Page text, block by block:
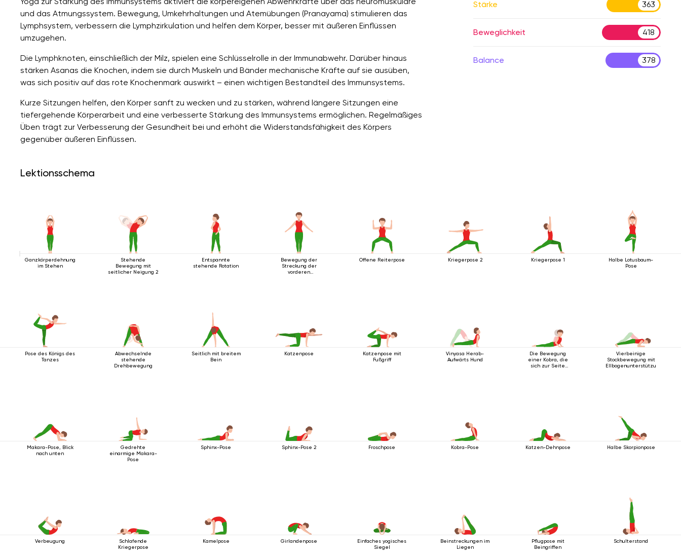
und das Atmungssystem. Bewegung, Umkehrhaltungen und Atemübungen (Pranayama) stimulieren das
Lymphsystem, verbessern die Lymphzirkulation und helfen dem Körper, besser mit äußeren Einflüssen
umzugehen.
Die Lymphknoten, einschließlich der Milz, spielen eine Schlüsselrolle in der Immunabwehr. Darüber hinaus
stärken Asanas die Knochen, indem sie durch Muskeln und Bänder mechanische Kräfte auf sie ausüben,
was sich positiv auf das rote Knochenmark auswirkt – einen wichtigen Bestandteil des Immunsystems.
Kurze Sitzungen helfen, den Körper sanft zu wecken und zu stärken, während längere Sitzungen eine
tiefergehende Körperarbeit und eine verbesserte Stärkung des Immunsystems ermöglichen. Regelmäßiges
Üben trägt zur Verbesserung der Gesundheit bei und erhöht die Widerstandsfähigkeit des Körpers
gegenüber äußeren Einflüssen.
Stärke 363
Beweglichkeit 418
Balance 378
Lektionsschema
Ganzkörperdehnung
im Stehen
Stehende
Bewegung mit
seitlicher Neigung 2
Entspannte
stehende Rotation
Bewegung der
Streckung der
vorderen
Offene Reiterpose Kriegerpose 2 Kriegerpose 1
Halbe Lotusbaum-
Pose
Pose des Königs des
Tanzes
Abwechselnde
stehende
Drehbewegung
Seitlich mit breitem
Bein
Katzenpose
Katzenpose mit
Fußgriff
Vinyasa Herab-
Aufwärts Hund
Die Bewegung
einer Kobra, die
sich zur Seite
Vierbeinige
Stockbewegung mit
Ellbogenunterstützung
Makara-Pose, Blick
nach unten
Gedrehte
einarmige Makara-
Pose
Sphinx-Pose Sphinx-Pose 2 Froschpose Kobra-Pose Katzen-Dehnpose Halbe Skorpionpose
Verbeugung
Schlafende
Kriegerpose
Kamelpose Girlandenpose
Einfaches yogisches
Siegel
Beinstreckungen im
Liegen
Pflugpose mit
Beingriffen
Schulterstand